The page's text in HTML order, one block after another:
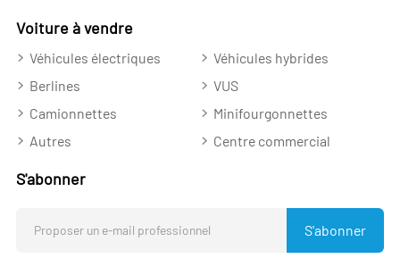
Voiture à vendre
Véhicules électriques
Véhicules hybrides
Berlines
VUS
Camionnettes
Minifourgonnettes
Autres
Centre commercial
S'abonner
S'abonner